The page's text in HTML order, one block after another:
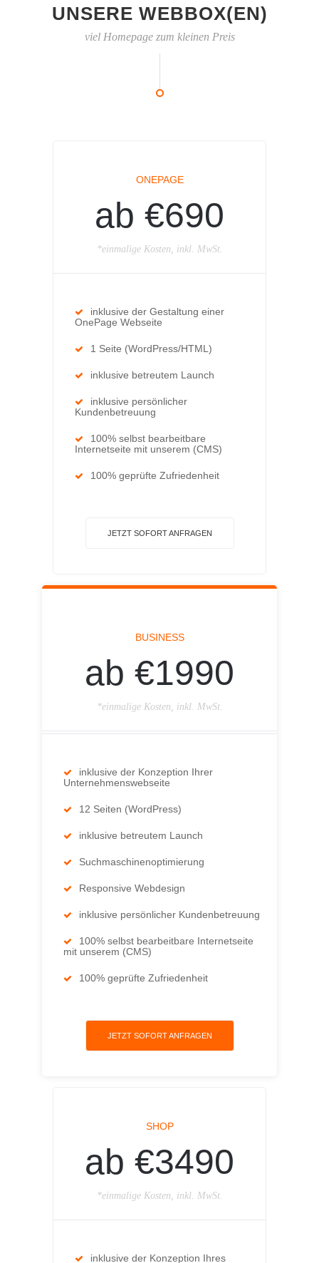
UNSERE WEBBOX(EN)
viel Homepage zum kleinen Preis
ONEPAGE
ab €690
*einmalige Kosten, inkl. MwSt.
inklusive der Gestaltung einer
OnePage Webseite
1 Seite (WordPress/HTML)
inklusive betreutem Launch
inklusive persönlicher
Kundenbetreuung
100% selbst bearbeitbare
Internetseite mit unserem (CMS)
100% geprüfte Zufriedenheit
JETZT SOFORT ANFRAGEN
BUSINESS
ab €1990
*einmalige Kosten, inkl. MwSt.
inklusive der Konzeption Ihrer
Unternehmenswebseite
12 Seiten (WordPress)
inklusive betreutem Launch
Suchmaschinenoptimierung
Responsive Webdesign
inklusive persönlicher Kundenbetreuung
100% selbst bearbeitbare Internetseite
mit unserem (CMS)
100% geprüfte Zufriedenheit
JETZT SOFORT ANFRAGEN
SHOP
ab €3490
*einmalige Kosten, inkl. MwSt.
inklusive der Konzeption Ihres